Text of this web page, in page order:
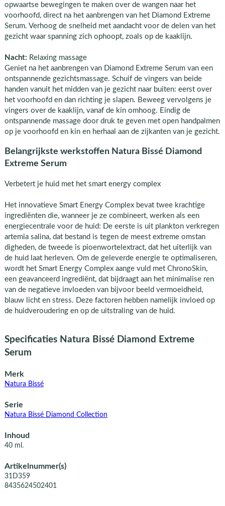
opwaartse bewegingen te maken over de wangen naar het
voorhoofd, direct na het aanbrengen van het Diamond Extreme
Serum. Verhoog de snelheid met aandacht voor de delen van het
gezicht waar spanning zich ophoopt, zoals op de kaaklijn.
Nacht: Relaxing massage
Geniet na het aanbrengen van Diamond Extreme Serum van een
ontspannende gezichtsmassage. Schuif de vingers van beide
handen vanuit het midden van je gezicht naar buiten: eerst over
het voorhoofd en dan richting je slapen. Beweeg vervolgens je
vingers over de kaaklijn, vanaf de kin omhoog. Eindig de
ontspannende massage door druk te geven met open handpalmen
op je voorhoofd en kin en herhaal aan de zijkanten van je gezicht.
Belangrijkste werkstoffen Natura Bissé Diamond
Extreme Serum
Verbetert je huid met het smart energy complex
Het innovatieve Smart Energy Complex bevat twee krachtige
ingrediënten die, wanneer je ze combineert, werken als een
energiecentrale voor de huid: De eerste is uit plankton verkregen
artemia salina, dat bestand is tegen de meest extreme omstan
digheden, de tweede is pioenwortelextract, dat het uiterlijk van
de huid laat herleven. Om de geleverde energie te optimaliseren,
wordt het Smart Energy Complex aange vuld met ChronoSkin,
een geavanceerd ingrediënt, dat bijdraagt aan het minimalise ren
van de negatieve invloeden van bijvoor beeld vermoeidheid,
blauw licht en stress. Deze factoren hebben namelijk invloed op
de huidveroudering en op de uitstraling van de huid.
Specificaties Natura Bissé Diamond Extreme
Serum
Merk
Natura Bissé
Serie
Natura Bissé Diamond Collection
Inhoud
40 ml.
Artikelnummer(s)
31D359
8435624502401